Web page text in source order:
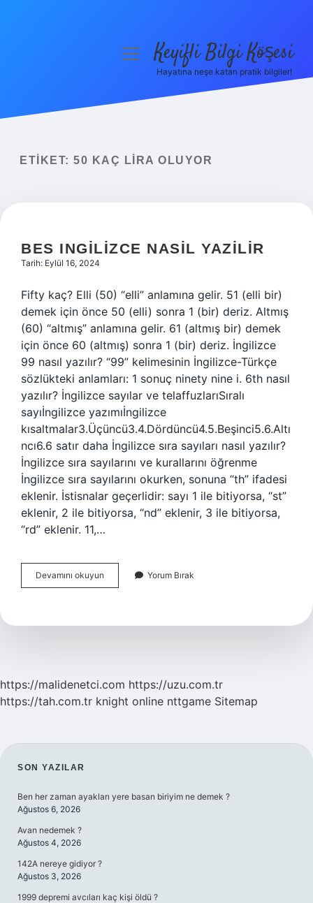
Yasal Uyarı
menüyüKeyifli Bilgi Köşesi
Hayatına neşe katan pratik bilgiler!
ETIKET: 50 KAÇ LIRA OLUYOR
BES INGILIZCE NASIL YAZILIR
Tarih: Eylül 16, 2024
Fifty kaç? Elli (50) “elli” anlamına gelir. 51 (elli bir)
demek için önce 50 (elli) sonra 1 (bir) deriz. Altmış
(60) “altmış” anlamına gelir. 61 (altmış bir) demek
için önce 60 (altmış) sonra 1 (bir) deriz. İngilizce
99 nasıl yazılır? “99” kelimesinin İngilizce-Türkçe
sözlükteki anlamları: 1 sonuç ninety nine i. 6th nasıl
yazılır? İngilizce sayılar ve telaffuzlarıSıralı
sayıİngilizce yazımıİngilizce
kısaltmalar3.Üçüncü3.4.Dördüncü4.5.Beşinci5.6.Altı
ncı6.6 satır daha İngilizce sıra sayıları nasıl yazılır?
İngilizce sıra sayılarını ve kurallarını öğrenme
İngilizce sıra sayılarını okurken, sonuna “th” ifadesi
eklenir. İstisnalar geçerlidir: sayı 1 ile bitiyorsa, “st”
eklenir, 2 ile bitiyorsa, “nd” eklenir, 3 ile bitiyorsa,
“rd” eklenir. 11,…
Devamını okuyun
Ingilizce
Yorum Bırak
https://malidenetci.com https://uzu.com.tr
https://tah.com.tr knight online nttgame Sitemap
SIDEBAR
SON YAZILAR
Ben her zaman ayakları yere basan biriyim ne demek ?
Ağustos 6, 2026
Avan nedemek ?
Ağustos 4, 2026
142A nereye gidiyor ?
Ağustos 3, 2026
1999 depremi avcıları kaç kişi öldü ?